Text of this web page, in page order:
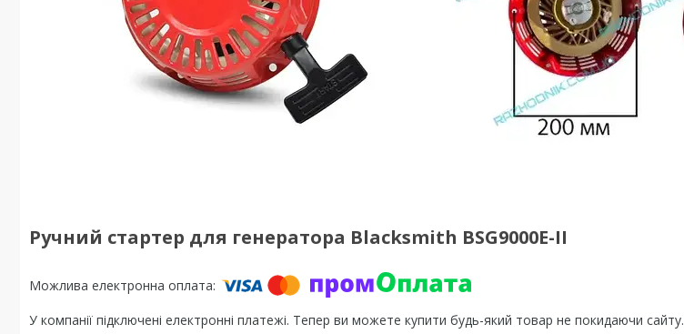
Ручний стартер для генератора Blacksmith BSG9000E-II
У компанії підключені електронні платежі. Тепер ви можете купити будь-який товар не покидаючи сайту.